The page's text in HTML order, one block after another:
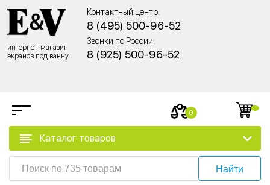
интернет-магазин
экранов под ванну
Контактный центр:
8 (495) 500-96-52
Звонки по России:
8 (925) 500-96-52
0
Каталог товаров
Найти